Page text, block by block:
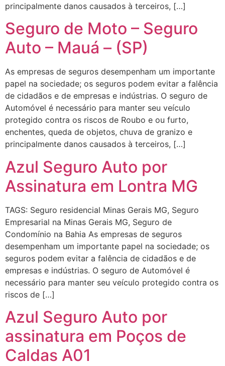
principalmente danos causados à terceiros, […]
Seguro de Moto – Seguro
Auto – Mauá – (SP)
As empresas de seguros desempenham um importante
papel na sociedade; os seguros podem evitar a falência
de cidadãos e de empresas e indústrias. O seguro de
Automóvel é necessário para manter seu veículo
protegido contra os riscos de Roubo e ou furto,
enchentes, queda de objetos, chuva de granizo e
principalmente danos causados à terceiros, […]
Azul Seguro Auto por
Assinatura em Lontra MG
TAGS: Seguro residencial Minas Gerais MG, Seguro
Empresarial na Minas Gerais MG, Seguro de
Condomínio na Bahia As empresas de seguros
desempenham um importante papel na sociedade; os
seguros podem evitar a falência de cidadãos e de
empresas e indústrias. O seguro de Automóvel é
necessário para manter seu veículo protegido contra os
riscos de […]
Azul Seguro Auto por
assinatura em Poços de
Caldas A01